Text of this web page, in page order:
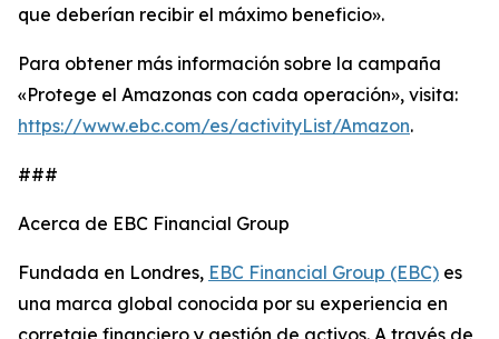
que deberían recibir el máximo beneficio».
Para obtener más información sobre la campaña
«Protege el Amazonas con cada operación», visita:
https://www.ebc.com/es/activityList/Amazon.
###
Acerca de EBC Financial Group
Fundada en Londres, EBC Financial Group (EBC) es
una marca global conocida por su experiencia en